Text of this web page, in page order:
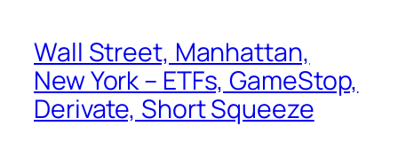
Wall Street, Manhattan,
New York – ETFs, GameStop,
Derivate, Short Squeeze